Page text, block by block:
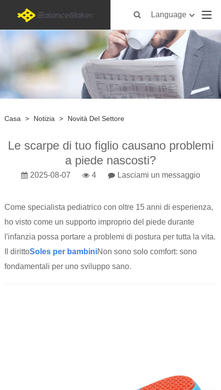
Language
Casa > Notizia > Novità Del Settore
Le scarpe di tuo figlio causano problemi
a piede nascosti?
2025-08-07 4 Lasciami un messaggio
Come specialista pediatrico con oltre 15 anni di esperienza,
ho visto come un supporto improprio del piede durante
l'infanzia possa portare a problemi di postura per tutta la vita.
Il dirittoSoles per bambiniNon sono solo comfort: sono
fondamentali per uno sviluppo sano.